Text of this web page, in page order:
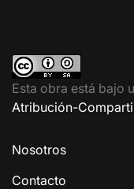
Esta obra está bajo
Atribución-
Nosotros
Contacto